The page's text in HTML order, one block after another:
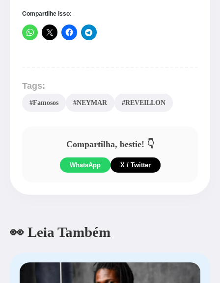
Compartilhe isso:
Tags:
#Famosos #NEYMAR #REVEILLON
Compartilha, bestie! 👇
WhatsApp X / Twitter
👀 Leia Também